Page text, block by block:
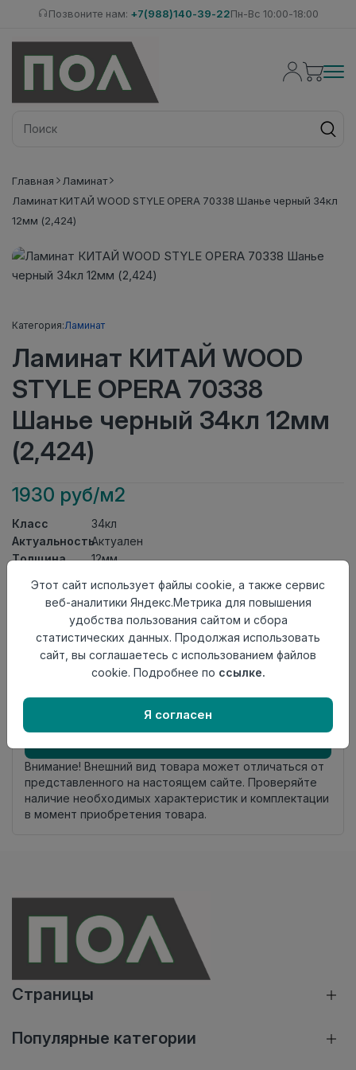
Позвоните нам: +7(988)140-39-22Пн-Вс 10:00-18:00
Главная
Ламинат
Ламинат КИТАЙ WOOD STYLE OPERA 70338 Шанье черный 34кл
12мм (2,424)
Категория:Ламинат
Ламинат КИТАЙ WOOD
STYLE OPERA 70338
Шанье черный 34кл 12мм
(2,424)
1930 руб/м2
Класс
34кл
АктуальностьАктуален
Толщина
12мм
доски
1206×402мм
Теплый пол
до +27 градусов
Без фаски
Замок
Click
Страна
происхождения
Китай
Внимание! Внешний вид товара может отличаться от
представленного на настоящем сайте. Проверяйте
наличие необходимых характеристик и комплектации
в момент приобретения товара.
Страницы
Популярные категории
Этот сайт использует файлы cookie, а также сервис
веб-аналитики Яндекс.Метрика для повышения
удобства пользования сайтом и сбора
статистических данных. Продолжая использовать
сайт, вы соглашаетесь с использованием файлов
cookie. Подробнее по ссылке.
Я согласен